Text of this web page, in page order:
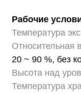
Рабочие
Температура
Относительная
20 ~ 90 %, без
Высота над
Температура